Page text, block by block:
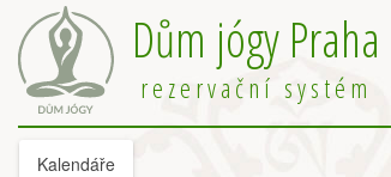
Dům jógy Praha
rezervační systém
Kalendáře